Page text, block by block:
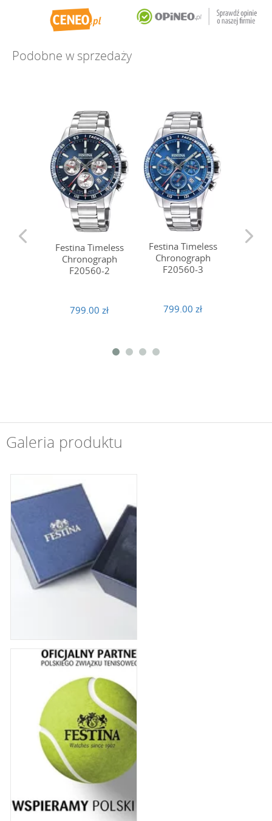
Podobne w sprzedaży
Festina Timeless
Chronograph
F20560-2
799.00 zł
Festina Timeless
Chronograph
F20560-3
799.00 zł
Galeria produktu